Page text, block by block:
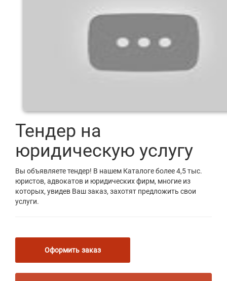
Тендер на
юридическую услугу
Вы объявляете тендер! В нашем Каталоге более 4,5 тыс.
юристов, адвокатов и юридических фирм, многие из
которых, увидев Ваш заказ, захотят предложить свои
услуги.
Оформить заказ